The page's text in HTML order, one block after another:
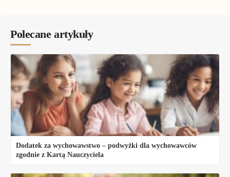
Polecane artykuły
Dodatek za wychowawstwo – podwyżki dla wychowawców
zgodnie z Kartą Nauczyciela